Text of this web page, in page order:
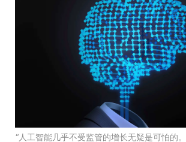
“人工智能几乎不受监管的增长无疑是可怕的